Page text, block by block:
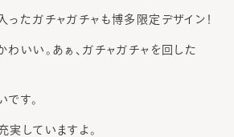
ったガチャガチャも博多限定デザイン！
いい。あぁ、ガチャガチャを回した
です。
実していますよ。